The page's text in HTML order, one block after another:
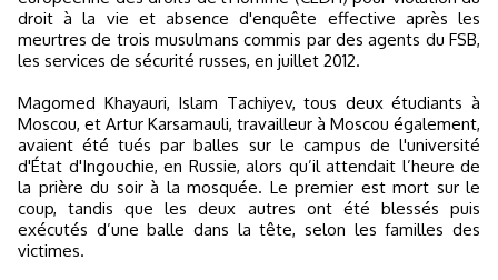
droit à la vie et absence d'enquête effective après les
meurtres de trois musulmans commis par des agents du FSB,
les services de sécurité russes, en juillet 2012.
Magomed Khayauri, Islam Tachiyev, tous deux étudiants à
Moscou, et Artur Karsamauli, travailleur à Moscou également,
avaient été tués par balles sur le campus de l'université
d'État d'Ingouchie, en Russie, alors qu’il attendait l’heure de
la prière du soir à la mosquée. Le premier est mort sur le
coup, tandis que les deux autres ont été blessés puis
exécutés d’une balle dans la tête, selon les familles des
victimes.